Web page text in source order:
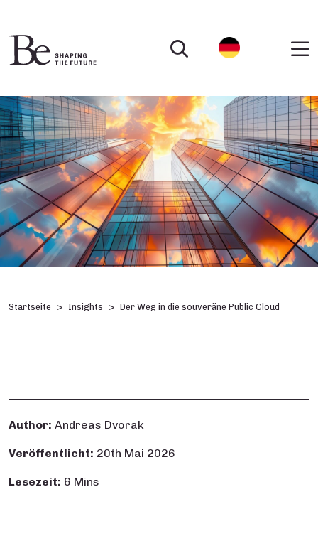
Startseite Insights Der Weg in die souveräne Public Cloud
Author: Andreas Dvorak
Veröffentlicht: 20th Mai 2026
Lesezeit: 6 Mins